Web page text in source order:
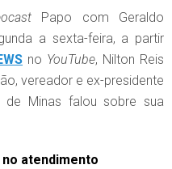
Papo com Geraldo
a sexta-feira, a partir
no YouTube, Nilton Reis
vereador e ex-presidente
de Minas falou sobre sua
atendimento